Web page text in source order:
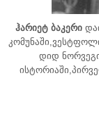
ჰარიეტ ბაკერი
დიდ